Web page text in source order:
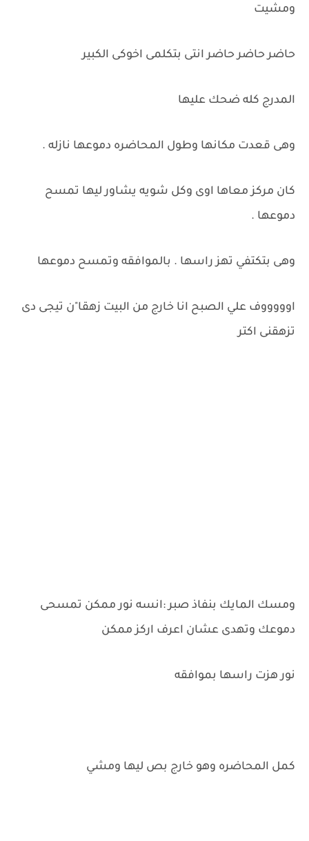
ومشيت
حاضر حاضر حاضر انتى بتكلمى اخوكى الكبير
المدرج كله ضحك عليها
وهى قعدت مكانها وطول المحاضره دموعها نازله .
كان مركز معاها اوى وكل شويه يشاور ليها تمسح
دموعها .
وهى بتكتفي تهز راسها . بالموافقه وتمسح دموعها
اوووووف علي الصبح انا خارج من البيت زهقا"ن تيجى دى
تزهقنى اكتر
ومسك المايك بنفاذ صبر :انسه نور ممكن تمسحى
دموعك وتهدى عشان اعرف اركز ممكن
نور هزت راسها بموافقه
كمل المحاضره وهو خارج بص ليها ومشي